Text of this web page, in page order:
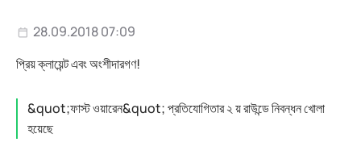
28.09.2018 07:09
প্রিয় ক্লায়েন্ট এবং অংশীদারগণ!
&quot;ফাস্ট ওয়ারেন&quot; প্রতিযোগিতার ২ য় রাউন্ডে নিবন্ধন খোলা
হয়েছে